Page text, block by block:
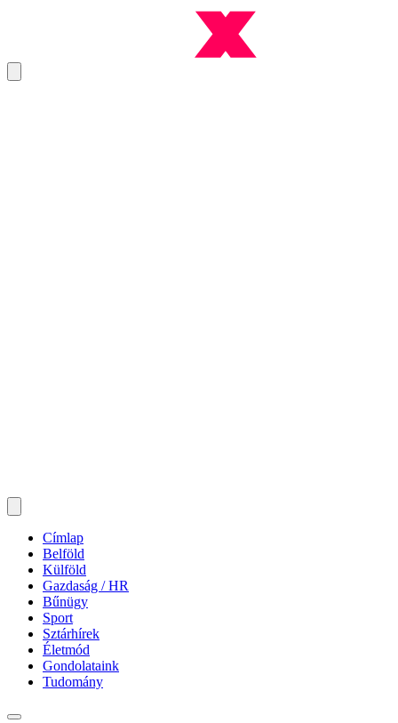
Címlap
Belföld
Külföld
Gazdaság / HR
Bűnügy
Sport
Sztárhírek
Életmód
Gondolataink
Tudomány